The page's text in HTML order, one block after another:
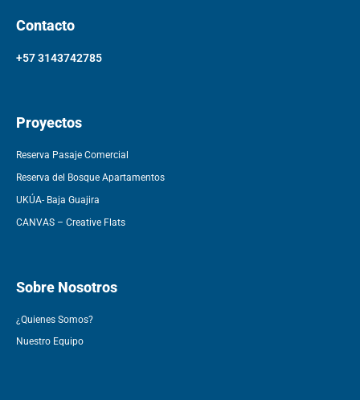
Contacto
+57 3143742785
Proyectos
Reserva Pasaje Comercial
Reserva del Bosque Apartamentos
UKÚA- Baja Guajira
CANVAS – Creative Flats
Sobre Nosotros
¿Quienes Somos?
Nuestro Equipo